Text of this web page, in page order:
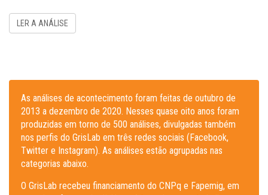
LER A ANÁLISE
As análises de acontecimento foram feitas de outubro de
2013 a dezembro de 2020. Nesses quase oito anos foram
produzidas em torno de 500 análises, divulgadas também
nos perfis do GrisLab em três redes sociais (Facebook,
Twitter e Instagram). As análises estão agrupadas nas
categorias abaixo.
O GrisLab recebeu financiamento do CNPq e Fapemig, em